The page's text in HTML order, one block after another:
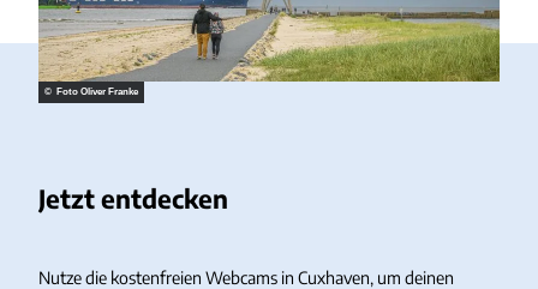
Jetzt entdecken
Nutze die kostenfreien Webcams in Cuxhaven, um deinen
© Foto Oliver Franke